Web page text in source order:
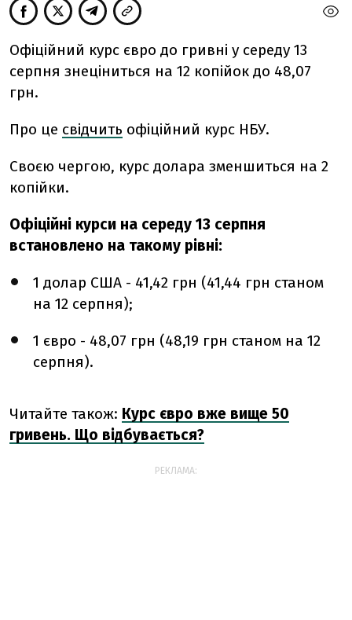
Офіційний курс євро до гривні у середу 13
серпня знеціниться на 12 копійок до 48,07
грн.
Про це свідчить офіційний курс НБУ.
Своєю чергою, курс долара зменшиться на 2
копійки.
Офіційні курси на середу 13 серпня
встановлено на такому рівні:
1 долар США - 41,42 грн (41,44 грн станом
на 12 серпня);
1 євро - 48,07 грн (48,19 грн станом на 12
серпня).
Читайте також: Курс євро вже вище 50
гривень. Що відбувається?
РЕКЛАМА: